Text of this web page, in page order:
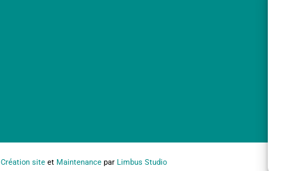
Création site et Maintenance par Limbus Studio